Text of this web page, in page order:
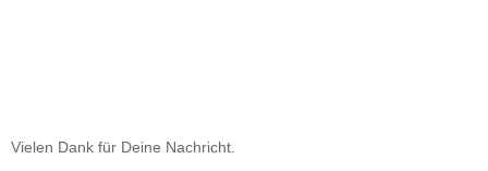
Vielen Dank für Deine Nachricht.